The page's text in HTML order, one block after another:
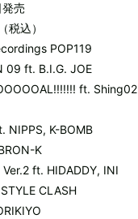
売
税込）
POP119
09 ft. B.I.G. JOE
ft. Shing02
NIPPS, K-BOMB
K
Ver.2 ft. HIDADDY, INI
CLASH